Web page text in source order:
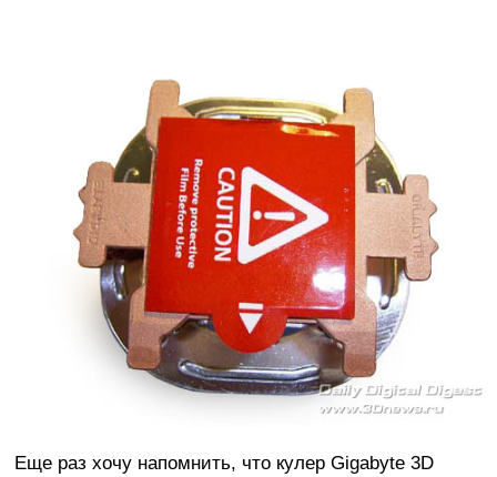
Еще раз хочу напомнить, что кулер Gigabyte 3D